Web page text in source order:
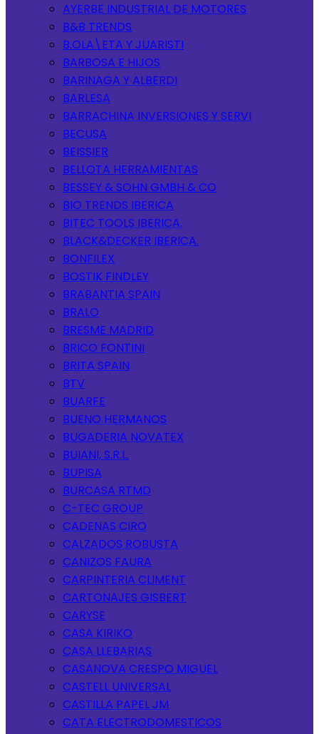
AYERBE INDUSTRIAL DE MOTORES
B&B TRENDS
B.OLA\ETA Y JUARISTI
BARBOSA E HIJOS
BARINAGA Y ALBERDI
BARLESA
BARRACHINA INVERSIONES Y SERVI
BECUSA
BEISSIER
BELLOTA HERRAMIENTAS
BESSEY & SOHN GMBH & CO
BIO TRENDS IBERICA
BITEC TOOLS IBERICA.
BLACK&DECKER IBERICA.
BONFILEX
BOSTIK FINDLEY
BRABANTIA SPAIN
BRALO
BRESME MADRID
BRICO FONTINI
BRITA SPAIN
BTV
BUARFE
BUENO HERMANOS
BUGADERIA NOVATEX
BUIANI, S.R.L.
BUPISA
BURCASA RTMD
C-TEC GROUP
CADENAS CIRO
CALZADOS ROBUSTA
CANIZOS FAURA
CARPINTERIA CLIMENT
CARTONAJES GISBERT
CARYSE
CASA KIRIKO
CASA LLEBARIAS
CASANOVA CRESPO MIGUEL
CASTELL UNIVERSAL
CASTILLA PAPEL JM
CATA ELECTRODOMESTICOS